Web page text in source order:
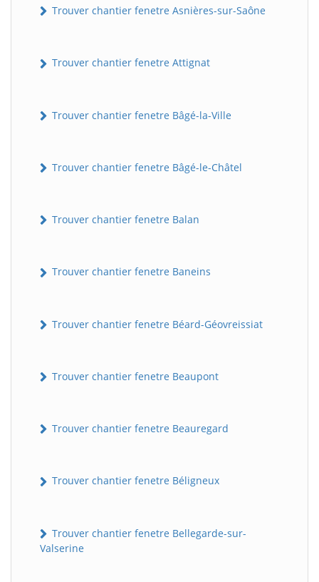
Trouver chantier fenetre Asnières-sur-Saône
Trouver chantier fenetre Attignat
Trouver chantier fenetre Bâgé-la-Ville
Trouver chantier fenetre Bâgé-le-Châtel
Trouver chantier fenetre Balan
Trouver chantier fenetre Baneins
Trouver chantier fenetre Béard-Géovreissiat
Trouver chantier fenetre Beaupont
Trouver chantier fenetre Beauregard
Trouver chantier fenetre Béligneux
Trouver chantier fenetre Bellegarde-sur-
Valserine